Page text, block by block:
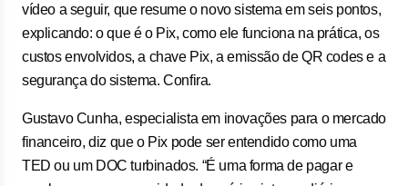
vídeo a seguir, que resume o novo sistema em seis pontos,
explicando: o que é o Pix, como ele funciona na prática, os
custos envolvidos, a chave Pix, a emissão de QR codes e a
segurança do sistema. Confira.
Gustavo Cunha, especialista em inovações para o mercado
financeiro, diz que o Pix pode ser entendido como uma
TED ou um DOC turbinados. “É uma forma de pagar e